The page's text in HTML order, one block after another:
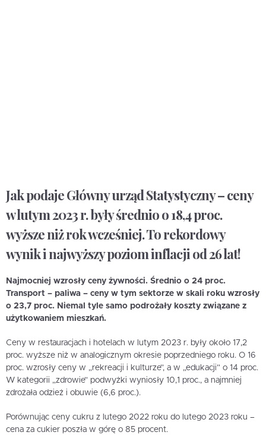
Jak podaje Główny urząd Statystyczny – ceny
w lutym 2023 r. były średnio o 18,4 proc.
wyższe niż rok wcześniej. To rekordowy
wynik i najwyższy poziom inflacji od 26 lat!
Najmocniej wzrosły ceny żywności. Średnio o 24 proc.
Transport – paliwa – ceny w tym sektorze w skali roku wzrosły
o 23,7 proc. Niemal tyle samo podrożały koszty związane z
użytkowaniem mieszkań.
Ceny w restauracjach i hotelach w lutym 2023 r. były około 17,2
proc. wyższe niż w analogicznym okresie poprzedniego roku. O 16
proc. wzrosły ceny w „rekreacji i kulturze”, a w „edukacji” o 14 proc.
W kategorii „zdrowie” podwyżki wyniosły 10,1 proc., a najmniej
zdrożała odzież i obuwie (6,6 proc.).
Porównując ceny cukru z lutego 2022 roku do lutego 2023 roku –
cena za cukier poszła w górę o 85 procent.